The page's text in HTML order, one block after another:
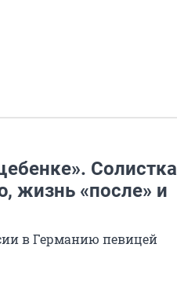
Солистка
жизнь «после» и
в Германию певицей